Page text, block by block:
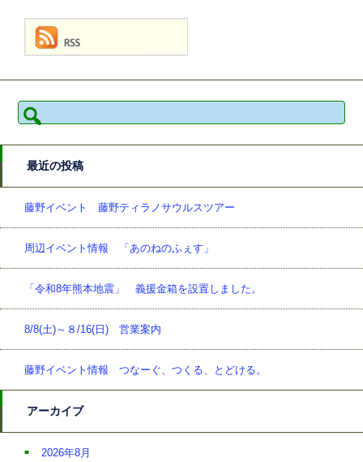
検
索:
最近の投稿
藤野イベント 藤野ティラノサウルスツアー
周辺イベント情報 「あのねのふぇす」
「令和8年熊本地震」 義援金箱を設置しました。
8/8(土)～８/16(日) 営業案内
藤野イベント情報 つなーぐ、つくる、とどける。
アーカイブ
2026年8月